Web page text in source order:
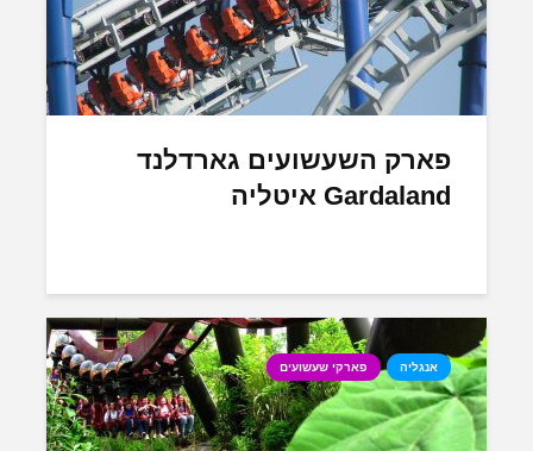
פארק השעשועים גארדלנד
Gardaland איטליה
אנגליה פארקי שעשועים